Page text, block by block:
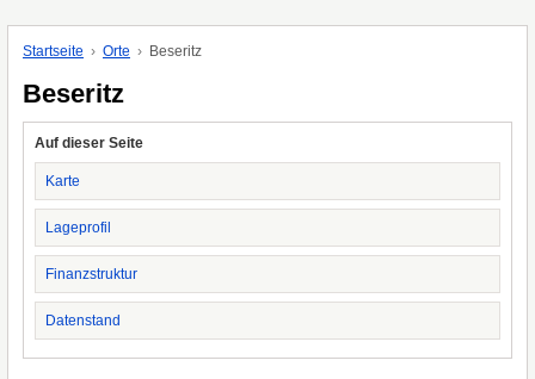
Startseite Orte Beseritz
Beseritz
Auf dieser Seite
Karte
Lageprofil
Finanzstruktur
Datenstand